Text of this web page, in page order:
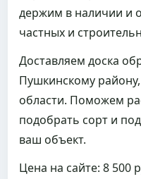
держим в наличии и
частных и
Доставляем доска
Пушкинскому
области. Поможем
подобрать сорт и
ваш объект.
Цена на сайте: 8 500